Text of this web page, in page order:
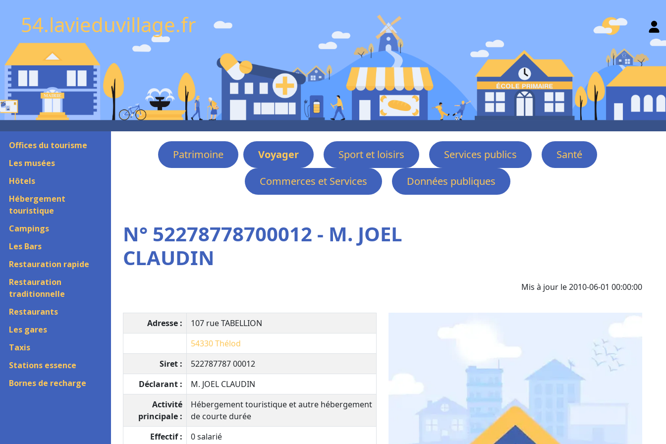
54.lavieduvillage.fr
Offices du tourisme
Les musées
Hôtels
Hébergement
touristique
Campings
Les Bars
Restauration rapide
Restauration
traditionnelle
Restaurants
Les gares
Taxis
Stations essence
Bornes de recharge
Patrimoine Voyager Sport et loisirs Services publics
Santé
Commerces et Services
Données publiques
N° 52278778700012 - M. JOEL
CLAUDIN
Mis à jour le 2010-06-01 00:00:00
Adresse :
107 rue TABELLION
54330Thélod
Siret :
522787787 00012
Déclarant :
M. JOEL CLAUDIN
Activité
principale :
Hébergement touristique et autre hébergement
de courte durée
Effectif :
0 salarié